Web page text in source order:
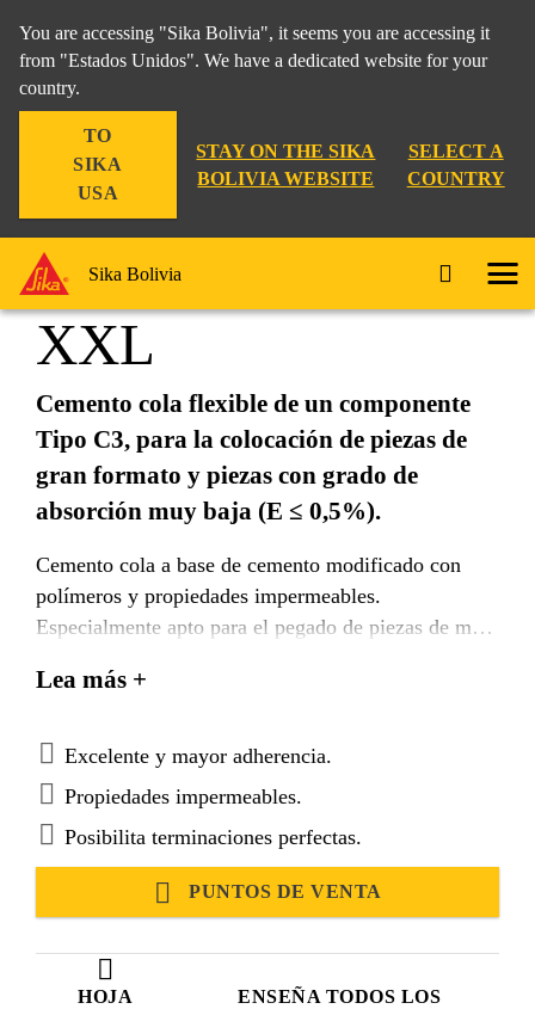
You are accessing "Sika Bolivia", it seems you are accessing it
from "Estados Unidos". We have a dedicated website for your
country.
TO
SIKA
USA
STAY ON THE SIKA
BOLIVIA WEBSITE
SELECT A
COUNTRY
Sika Bolivia
HOJA
ENSEÑA TODOS LOS
SikaCeram®-265
XXL
Cemento cola flexible de un componente
Tipo C3, para la colocación de piezas de
gran formato y piezas con grado de
absorción muy baja (E ≤ 0,5%).
Cemento cola a base de cemento modificado con
polímeros y propiedades impermeables.
Especialmente apto para el pegado de piezas de muy
la clasificación contenida en la norma EN
agua y usar. Se aplica en capa delgada por simple o
doble encolado según las exigencias del proyecto.
Lea más +
Excelente y mayor adherencia.
Propiedades impermeables.
Posibilita terminaciones perfectas.
PUNTOS DE VENTA